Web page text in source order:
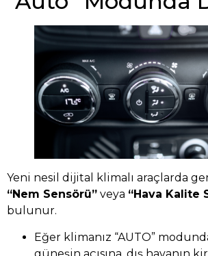
Yeni nesil dijital klimalı araçlarda
“Nem Sensörü” veya “Hava Kalite
bulunur.
Eğer klimanız “AUTO”
güneşin açısına, dış havanın